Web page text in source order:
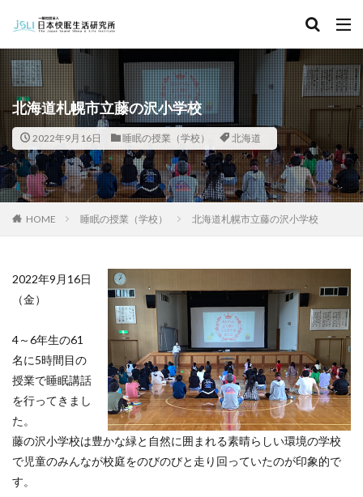
北海道札幌市立藤の沢小学校
2022年9月16日 睡眠の授業（学校） 北海道
HOME 睡眠の授業（学校） 北海道札幌市立藤の沢小学校
2022年9月16日
（金）
4～6年生の61
名に5時間目の
授業で睡眠講話
を行ってきまし
た。
藤の沢小学校は豊かな緑と自然に囲まれる素晴らしい環境の学校
で児童のみんなが校庭をのびのびと走り回っていたのが印象的で
す。
カテゴリー
タグ
北海道 青森県 秋田県 茨城県
埼玉県
千葉県
東京都 富山県 石川県
福井県
長野県
滋賀県 京都府 島根県
山口県
検索